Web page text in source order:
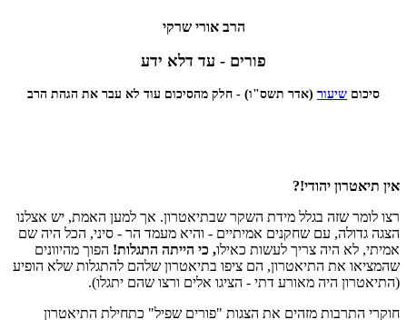
הרב אורי שרקי
פורים - עד דלא ידע
סיכום שיעור (אדר תשס"ו) - חלק מהסיכום עוד לא עבר את הגהת הרב
אין תיאטרון יהודי!?
רצו לומר שזה בגלל מידת השקר שבתיאטרון. אך למען האמת, יש אצלנו
הצגה גדולה, עם שחקנים אמיתיים - והיא מעמד הר - סיני, הכל היה שם
אמיתי, לא היה צריך לעשות כאילו, כי הייתה התגלות! הפוך מהיוונים
שהמציאו את התיאטרון, הם ציפו בתיאטרון שלהם להתגלות שלא הופיע
(התיאטרון היה מאורע דתי - הציגו אלים ורצו שהם יתגלו).
חוקרי התרבות מזהים את הצגות "פורים שפיל" כתחילת התיאטרון